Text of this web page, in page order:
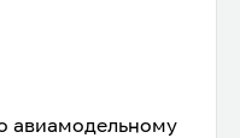
авиамодельному